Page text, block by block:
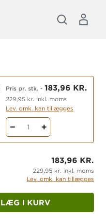
Pris pr. stk. -183,96 KR.
229,95 kr. inkl. moms
Lev. omk. kan tillægges
1
183,96 KR.
229,95 kr. inkl. moms
Lev. omk. kan tillægges
LÆG I KURV